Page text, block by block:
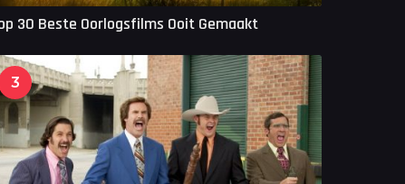
30 Beste Oorlogsfilms Ooit Gemaakt
3